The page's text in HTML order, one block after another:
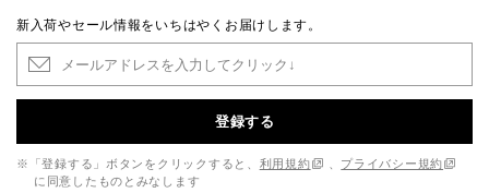
新入荷やセール情報をいちはやくお届けします。
登録する
※「登録する」ボタンをクリックすると、 利用規約
プライバシー規約
に同意したものとみなします